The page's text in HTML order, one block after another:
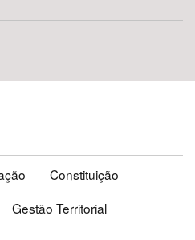
Constituição
Gestão Territorial